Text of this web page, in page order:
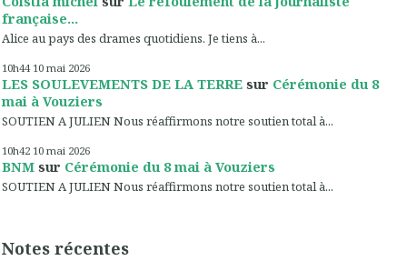
française...
Alice au pays des drames quotidiens. Je tiens à...
10h44 10 mai 2026
LES SOULEVEMENTS DE LA TERRE sur Cérémonie du 8
mai à Vouziers
SOUTIEN A JULIEN Nous réaffirmons notre soutien total à...
10h42 10 mai 2026
BNM sur Cérémonie du 8 mai à Vouziers
SOUTIEN A JULIEN Nous réaffirmons notre soutien total à...
Notes récentes